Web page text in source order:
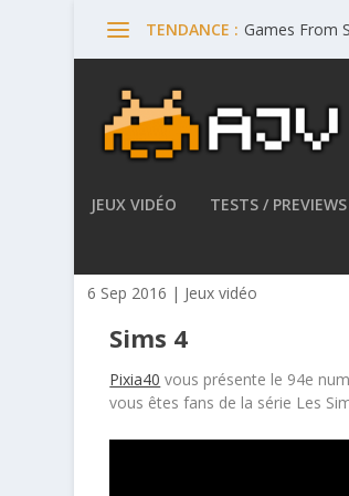
TENDANCE : Games From
JEUX VIDÉO TESTS / PREVIEWS
6 Sep 2016 | Jeux vidéo
Sims 4
Pixia40 vous présente le 94e
vous êtes fans de la série Les